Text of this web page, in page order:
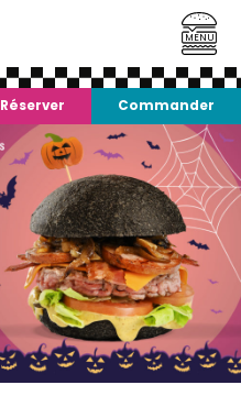
MENU
Réserver Commander